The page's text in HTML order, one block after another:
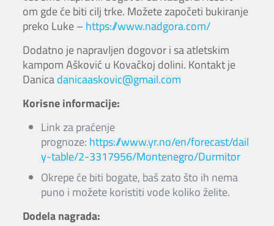
om gde će biti cilj trke. Možete započeti bukiranje
preko Luke – https://www.nadgora.com/
Dodatno je napravljen dogovor i sa atletskim
kampom Ašković u Kovačkoj dolini. Kontakt je
Danicadanicaaskovic@gmail.com
Korisne informacije:
Link za praćenje
prognoze: https://www.yr.no/en/forecast/dail
y-table/2-3317956/Montenegro/Durmitor
Okrepe će biti bogate, baš zato što ih nema
puno i možete koristiti vode koliko želite.
Dodela nagrada: